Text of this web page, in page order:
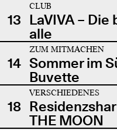
13
CLUB
LaVIVA –
alle
14
ZUM MITMACHEN
Sommer im
Buvette
18
VERSCHIEDENES
THE MOON